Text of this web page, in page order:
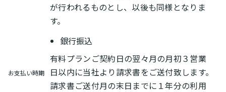
お支払い時期
が行われるものとし、以後も同様となりま
す。
銀行振込
有料プランご契約日の翌々月の月初３営業
日以内に当社より請求書をご送付致します。
請求書ご送付月の末日までに１年分の利用